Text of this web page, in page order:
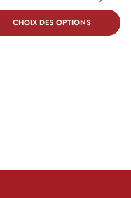
CHOIX DES OPTIONS